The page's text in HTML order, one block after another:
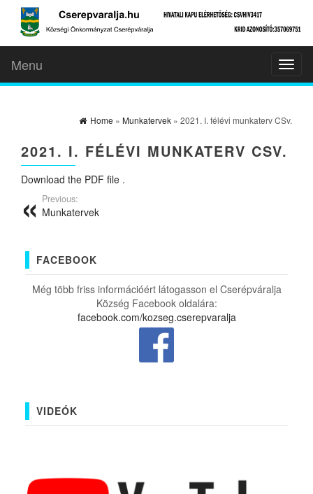
Menu
Home » Munkatervek » 2021. I. félévi munkaterv CSv.
2021. I. FÉLÉVI MUNKATERV CSV.
Download the PDF file .
Previous:
Munkatervek
FACEBOOK
Még több friss információért látogasson el Cserépváralja
Község Facebook oldalára:
facebook.com/kozseg.cserepvaralja
VIDEÓK